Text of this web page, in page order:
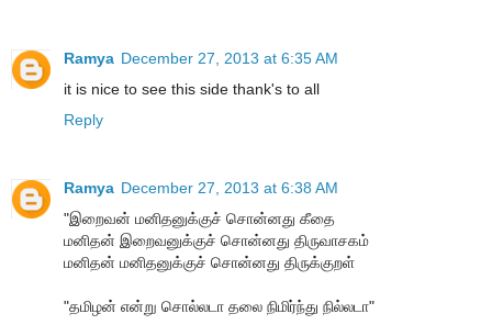
Ramya December 27, 2013 at 6:35 AM
it is nice to see this side thank's to all
Reply
Ramya December 27, 2013 at 6:38 AM
"இறைவன் மனிதனுக்குச் சொன்னது கீதை
மனிதன் இறைவனுக்குச் சொன்னது திருவாசகம்
மனிதன் மனிதனுக்குச் சொன்னது திருக்குறள்
"தமிழன் என்று சொல்லடா தலை நிமிர்ந்து நில்லடா"